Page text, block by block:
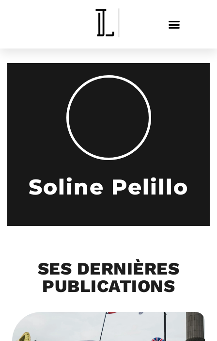
Soline Pelillo
SES DERNIÈRES
PUBLICATIONS